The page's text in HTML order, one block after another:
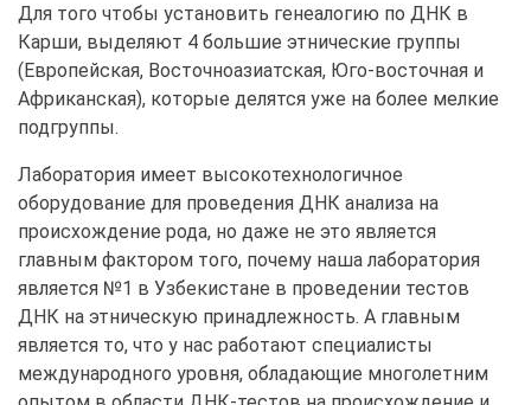
Для того чтобы установить генеалогию по ДНК в
Карши, выделяют 4 большие этнические группы
(Европейская, Восточноазиатская, Юго-восточная и
Африканская), которые делятся уже на более мелкие
подгруппы.
Лаборатория имеет высокотехнологичное
оборудование для проведения ДНК анализа на
происхождение рода, но даже не это является
главным фактором того, почему наша лаборатория
является №1 в Узбекистане в проведении тестов
ДНК на этническую принадлежность. А главным
является то, что у нас работают специалисты
международного уровня, обладающие многолетним